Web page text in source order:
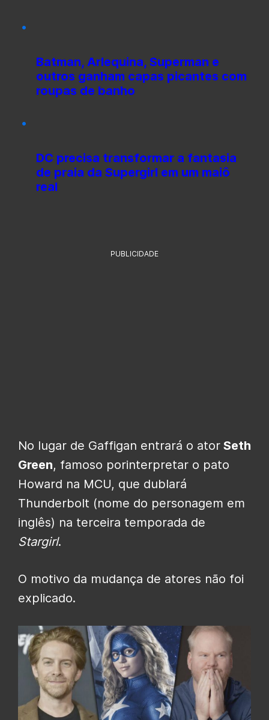
Batman, Arlequina, Superman e
outros ganham capas picantes com
roupas de banho
DC precisa transformar a fantasia
de praia da Supergirl em um maiô
real
PUBLICIDADE
No lugar de Gaffigan entrará o ator Seth
Green, famoso porinterpretar o pato
Howard na MCU, que dublará
Thunderbolt (nome do personagem em
inglês) na terceira temporada de
Stargirl.
O motivo da mudança de atores não foi
explicado.